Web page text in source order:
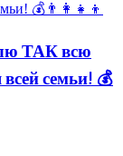
ТАК всю
семьи! 💰